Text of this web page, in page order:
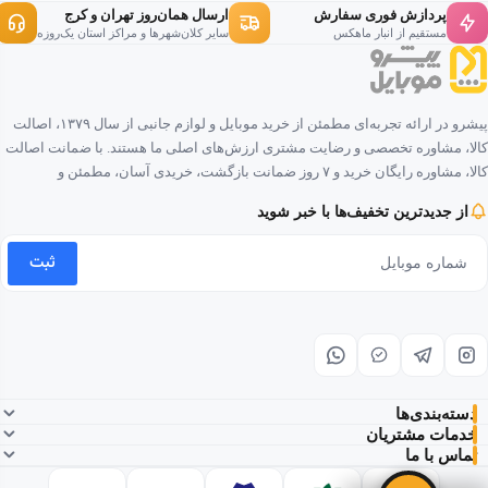
پردازش فوری سفارش
مستقیم از انبار ماهکس
ارسال همان‌روز تهران و کرج
سایر کلان‌شهرها و مراکز استان یک‌روزه
پیشرو در ارائه تجربه‌ای مطمئن از خرید موبایل و لوازم جانبی از سال ۱۳۷۹، اصالت
کالا، مشاوره تخصصی و رضایت مشتری ارزش‌های اصلی ما هستند. با ضمانت اصالت
کالا، مشاوره رایگان خرید و ۷ روز ضمانت بازگشت، خریدی آسان، مطمئن و
از جدیدترین تخفیف‌ها با خبر شوید
ثبت
دسته‌بندی‌ها
خدمات مشتریان
تماس با ما